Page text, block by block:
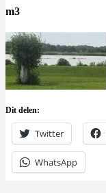
m3
Dit delen:
Twitter
WhatsApp